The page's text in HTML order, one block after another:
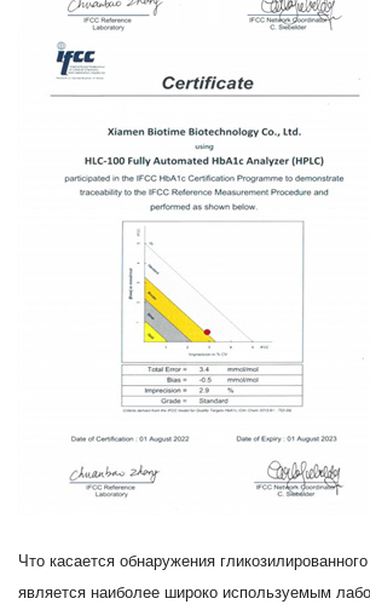
Что касается обнаружения
является наиболее широко используемым